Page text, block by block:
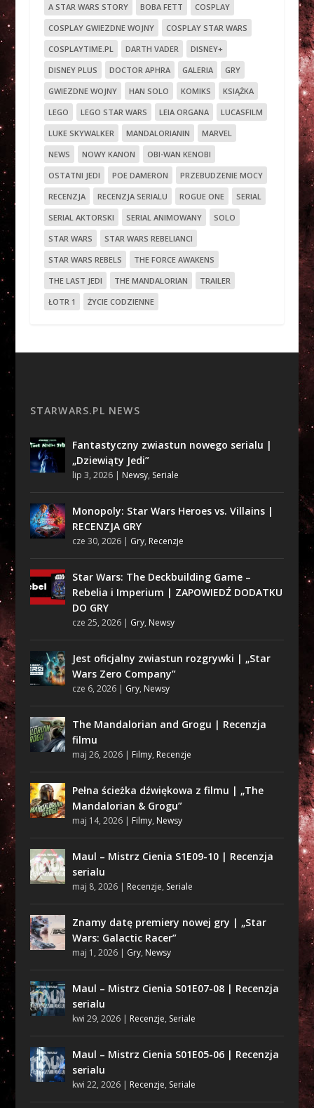
A STAR WARS STORY BOBA FETT
COSPLAY
COSPLAY GWIEZDNE WOJNY
COSPLAY STAR WARS
COSPLAYTIME.PL
DARTH VADER
DISNEY+
DISNEY PLUS
DOCTOR APHRA GALERIA
GRY
GWIEZDNE WOJNY
HAN SOLO KOMIKS
KSIĄŻKA
LEGO
LEGO STAR WARS LEIA ORGANA
LUCASFILM
LUKE SKYWALKER
MANDALORIANIN
MARVEL
NEWS
NOWY KANON
OBI-WAN KENOBI
OSTATNI JEDI
POE DAMERON
PRZEBUDZENIE MOCY
RECENZJA
RECENZJA SERIALU ROGUE ONE
SERIAL
SERIAL AKTORSKI
SERIAL ANIMOWANY
SOLO
STAR WARS
STAR WARS REBELIANCI
STAR WARS REBELS
THE FORCE AWAKENS
THE LAST JEDI
THE MANDALORIAN
TRAILER
ŁOTR 1
ŻYCIE CODZIENNE
STARWARS.PL NEWS
Fantastyczny zwiastun nowego serialu |
„Dziewiąty Jedi”
lip 3, 2026| Newsy, Seriale
Monopoly: Star Wars Heroes vs. Villains |
RECENZJA GRY
cze 30, 2026| Gry, Recenzje
Star Wars: The Deckbuilding Game –
Rebelia i Imperium | ZAPOWIEDŹ DODATKU
DO GRY
cze 25, 2026| Gry, Newsy
Jest oficjalny zwiastun rozgrywki | „Star
Wars Zero Company”
cze 6, 2026| Gry, Newsy
The Mandalorian and Grogu | Recenzja
filmu
maj 26, 2026| Filmy, Recenzje
Pełna ścieżka dźwiękowa z filmu | „The
Mandalorian & Grogu”
maj 14, 2026| Filmy, Newsy
Maul – Mistrz Cienia S1E09-10 | Recenzja
serialu
maj 8, 2026| Recenzje, Seriale
Znamy datę premiery nowej gry | „Star
Wars: Galactic Racer”
maj 1, 2026| Gry, Newsy
Maul – Mistrz Cienia S01E07-08 | Recenzja
serialu
kwi 29, 2026| Recenzje, Seriale
Maul – Mistrz Cienia S01E05-06 | Recenzja
serialu
kwi 22, 2026| Recenzje, Seriale